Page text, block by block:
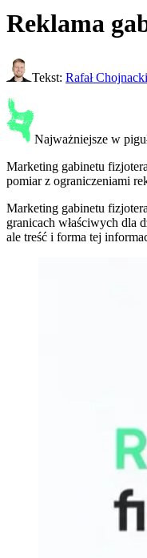
Reklama
Tekst: Rafał Chojnacki
Najważniejsze w
Marketing gabinetu
pomiar z ograniczeniami
Marketing gabinetu
granicach właściwych dla
ale treść i forma tej